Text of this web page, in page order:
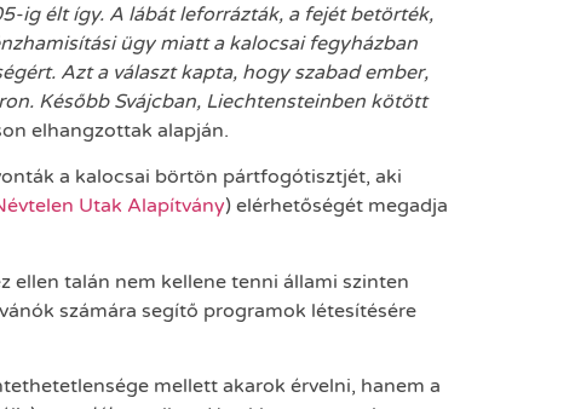
ig élt így. A lábát leforrázták, a fejét betörték,
ügy miatt a kalocsai fegyházban
Azt a választ kapta, hogy szabad ember,
Később Svájcban, Liechtensteinben kötött
elhangzottak alapján.
a kalocsai börtön pártfogótisztjét, aki
Utak Alapítvány) elérhetőségét megadja
talán nem kellene tenni állami szinten
számára segítő programok létesítésére
mellett akarok érvelni, hanem a